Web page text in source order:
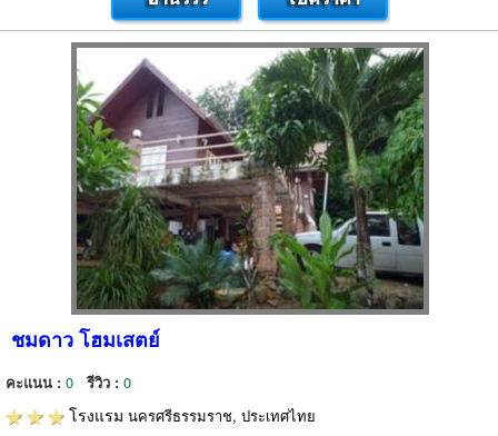
ชมดาว โฮมเสตย์
คะแนน : 0 รีวิว : 0
โรงแรม นครศรีธรรมราช, ประเทศไทย